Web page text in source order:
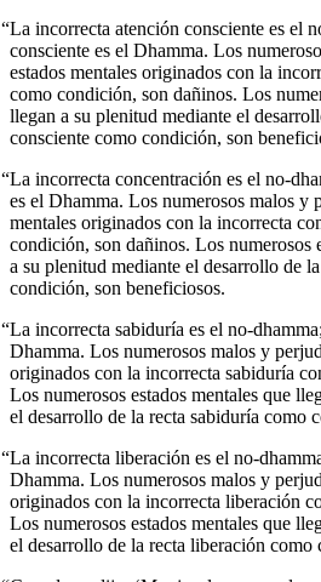
“La incorrecta atención consciente es el
consciente es el Dhamma. Los
estados mentales originados con la
como condición, son dañinos. Los
llegan a su plenitud mediante el
consciente como condición, son
“La incorrecta concentración es el no-
es el Dhamma. Los numerosos malos y
mentales originados con la incorrecta
condición, son dañinos. Los numerosos
a su plenitud mediante el desarrollo de
condición, son beneficiosos.
“La incorrecta sabiduría es el no-
Dhamma. Los numerosos malos y
originados con la incorrecta sabiduría
Los numerosos estados mentales que
el desarrollo de la recta sabiduría como
“La incorrecta liberación es el no-
Dhamma. Los numerosos malos y
originados con la incorrecta liberación
Los numerosos estados mentales que
el desarrollo de la recta liberación